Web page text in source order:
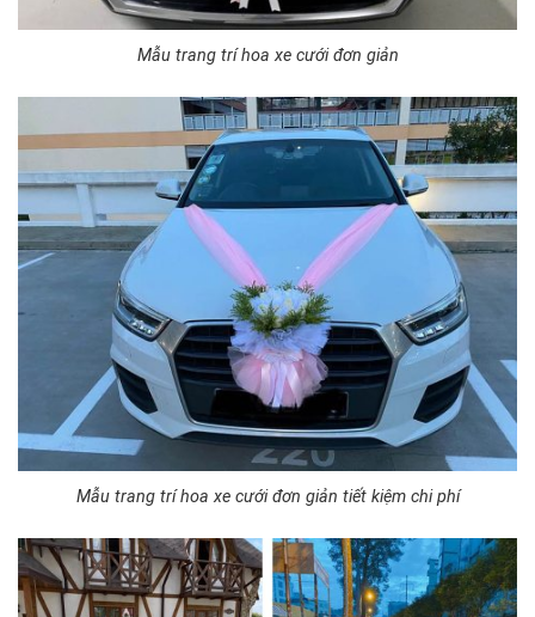
Mẫu trang trí hoa xe cưới đơn giản
Mẫu trang trí hoa xe cưới đơn giản tiết kiệm chi phí